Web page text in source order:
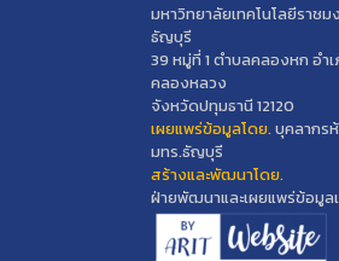
มหาวิทยาลัยเทคโนโลยีราชม
ธัญบุรี
39 หมู่ที่ 1 ตำบลคลองหก อำ
คลองหลวง
จังหวัดปทุมธานี 12120
เผยแพร่ข้อมูลโดย.บุคลากร
มทร.ธัญบุรี
สร้างและพัฒนาโดย.
ฝ่ายพัฒนาและเผยแพร่ข้อมูล